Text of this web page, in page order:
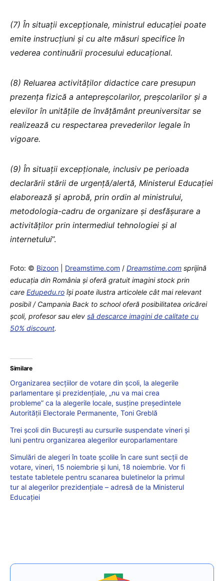
(7) În situații excepționale, ministrul educației poate
emite instrucțiuni și cu alte măsuri specifice în
vederea continuării procesului educațional.
(8) Reluarea activităților didactice care presupun
prezența fizică a antepreșcolarilor, preșcolarilor și a
elevilor în unitățile de învățământ preuniversitar se
realizează cu respectarea prevederilor legale în
vigoare.
(9) În situații excepționale, inclusiv pe perioada
declarării stării de urgență/alertă, Ministerul Educației
elaborează și aprobă, prin ordin al ministrului,
metodologia-cadru de organizare și desfășurare a
activităților prin intermediul tehnologiei și al
internetului”.
Foto: © Bizoon Dreamstime.com / Dreamstime.com sprijină
educaţia din România şi oferă gratuit imagini stock prin
care Edupedu.ro îşi poate ilustra articolele cât mai relevant
posibil / Campania Back to school oferă posibilitatea oricărei
școli, profesor sau elev să descarce imagini de calitate cu
50% discount.
Similare
Organizarea secțiilor de votare din școli, la alegerile
parlamentare și prezidențiale, „nu va mai crea
probleme” ca la alegerile locale, susține președintele
Autorității Electorale Permanente, Toni Greblă
Trei școli din București au cursurile suspendate vineri și
luni pentru organizarea alegerilor europarlamentare
Simulări de alegeri în toate școlile în care sunt secții de
votare, vineri, 15 noiembrie și luni, 18 noiembrie. Vor fi
testate tabletele pentru scanarea buletinelor la primul
tur al alegerilor prezidențiale – adresă de la Ministerul
Educației